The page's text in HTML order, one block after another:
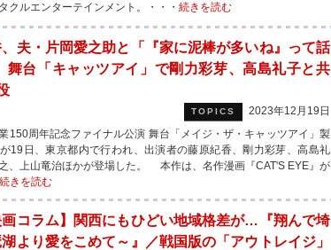
クルエンターテインメント。・・・ 続きを読む
夫・片岡愛之助と「『家に泥棒が多いね』って話
台「キャッツアイ」で剛力彩芽、高島礼子と共
TOPICS
2023年12月19日
150周年記念ファイナル公演 舞台「メイジ・ザ・キャッツアイ」製
19日、東京都内で行われ、出演者の藤原紀香、剛力彩芽、高島礼
、上山竜治ほかが登場した。 本作は、名作漫画『CAT'S EYE』が
続きを読む
画コラム】関西にもひどい地域格差が…『翔んで埼
より愛をこめて～』／戦国版の「アウトレイジ」